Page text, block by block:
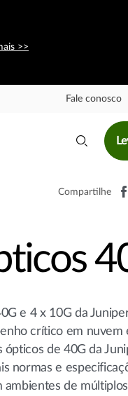
>>
Fale conosco
Compartilhe
e 4 x 10G da
crítico em nuvem
ópticos de 40G da
normas e
de